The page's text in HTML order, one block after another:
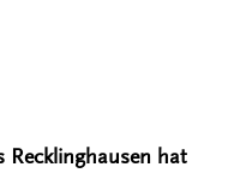
Recklinghausen hat